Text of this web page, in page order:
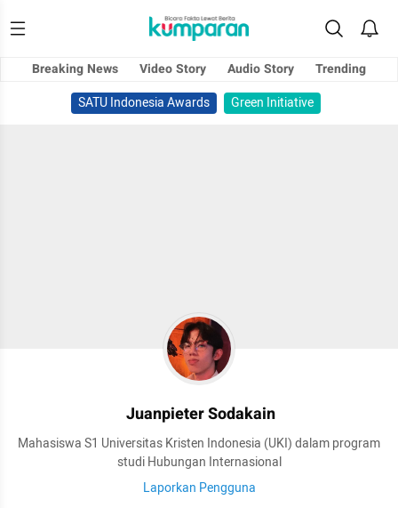
Breaking News Video Story Audio Story
Trending
SATU Indonesia Awards
Green Initiative
Juanpieter Sodakain
Mahasiswa S1 Universitas Kristen Indonesia (UKI) dalam program
studi Hubungan Internasional
Laporkan Pengguna